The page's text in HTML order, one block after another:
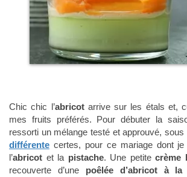
Chic chic l’abricot arrive sur les étals et,
mes fruits préférés. Pour débuter la
ressorti un mélange testé et approuvé, sous
différente certes, pour ce mariage dont
l’abricot et la pistache. Une petitecrème
recouverte d’une poêlée d’abricot à la